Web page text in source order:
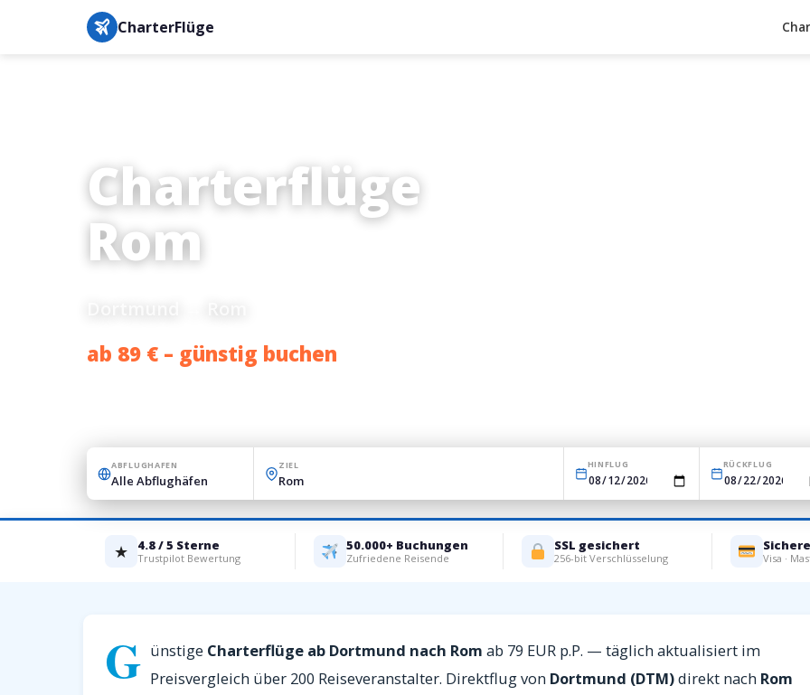
CharterFlüge
Charterflüge
Rom
ab 89 € – günstig buchen
ABFLUGHAFEN ZIEL HINFLUG RÜCKFLUG
★ 4.8 / 5 Sterne
Trustpilot Bewertung
50.000+ Buchungen
Zufriedene Reisende
SSL gesichert
256-bit Verschlüsselung Visa ·
G ünstige Charterflüge ab Dortmund nach Rom ab 79 EUR p.P. — täglich aktualisiert im
Preisvergleich über 200 Reiseveranstalter. Direktflug von Dortmund (DTM)direkt nach Rom